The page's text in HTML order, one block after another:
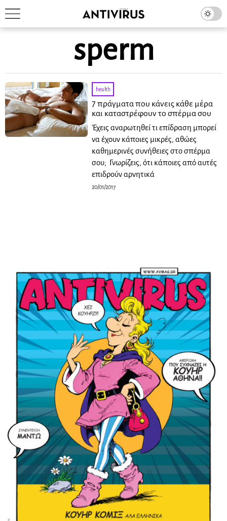
sperm
health
7 πράγματα που κάνεις κάθε μέρα
και καταστρέφουν το σπέρμα σου
Έχεις αναρωτηθεί τι επίδραση μπορεί
να έχουν κάποιες μικρές, αθώες
καθημερινές συνήθειες στο σπέρμα
σου; Γνωρίζεις, ότι κάποιες από αυτές
επιδρούν αρνητικά
20/01/2017